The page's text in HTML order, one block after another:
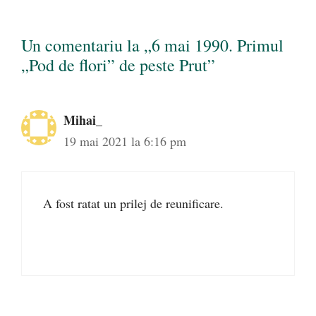
Un comentariu la „6 mai 1990. Primul
„Pod de flori” de peste Prut”
Mihai_
19 mai 2021 la 6:16 pm
A fost ratat un prilej de reunificare.